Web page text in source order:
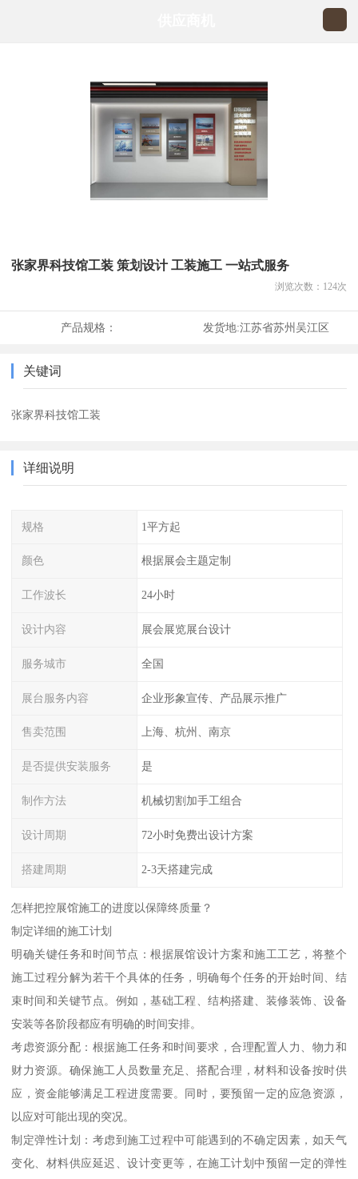
张家界科技馆工装 策划设计 工装施工 一站式服务
浏览次数： 124次
产品规格： 发货地:江苏省苏州吴江区
关键词
张家界科技馆工装
详细说明
规格 1平方起
颜色 根据展会主题定制
工作波长 24小时
设计内容 展会展览展台设计
服务城市 全国
展台服务内容 企业形象宣传、产品展示推广
售卖范围 上海、杭州、南京
是否提供安装服务 是
制作方法 机械切割加手工组合
设计周期 72小时免费出设计方案
搭建周期 2-3天搭建完成
怎样把控展馆施工的进度以保障终质量？
制定详细的施工计划
明确关键任务和时间节点：根据展馆设计方案和施工工艺，将整个
施工过程分解为若干个具体的任务，明确每个任务的开始时间、结
束时间和关键节点。例如，基础工程、结构搭建、装修装饰、设备
安装等各阶段都应有明确的时间安排。
考虑资源分配：根据施工任务和时间要求，合理配置人力、物力和
财力资源。确保施工人员数量充足、搭配合理，材料和设备按时供
应，资金能够满足工程进度需要。同时，要预留一定的应急资源，
以应对可能出现的突况。
制定弹性计划：考虑到施工过程中可能遇到的不确定因素，如天气
变化、材料供应延迟、设计变更等，在施工计划中预留一定的弹性